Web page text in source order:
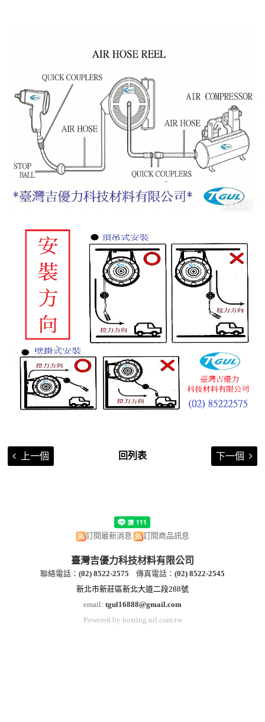
上一個 回列表 下一個
訂閱最新消息 訂閱商品訊息
臺灣吉優力科技材料有限公司
聯絡電話： (02) 8522-2575 傳真電話： (02) 8522-2545
新北市新莊區新北大道二段288號
email: tgul16888@gmail.com
Powered by hosting.url.com.tw